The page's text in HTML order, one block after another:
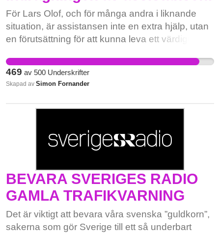
För Lars Olof, och för många andra i liknande
situation, är assistansen inte en extra hjälp, utan
en förutsättning för att kunna leva ett värdigt liv.
utan insyn från närstående, förlorar vi inte bara
trygghet, vi förlorar medmänsklighet. Ett beslut
som detta påverkar hela människan: fysiskt,
detta viktigt – för Lars Olof, och för oss alla.
469 av 500 Underskrifter
Skapad av Simon Fornander
BEVARA SVERIGES RADIO
GAMLA TRAFIKVARNING
Det är viktigt att bevara våra svenska ”guldkorn”,
sakerna som gör Sverige till ett så underbart